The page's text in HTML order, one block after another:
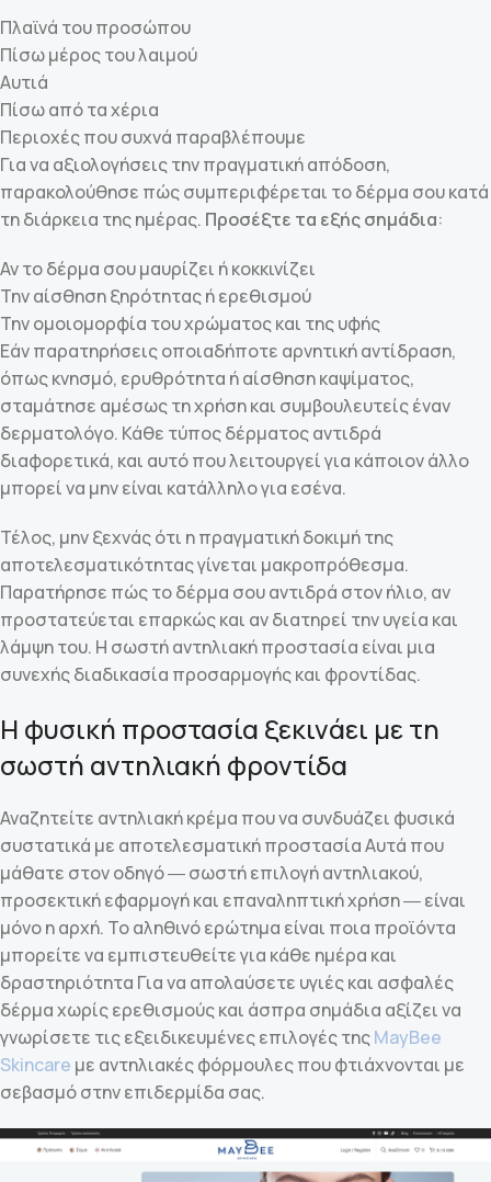
Πλαϊνά του προσώπου
Πίσω μέρος του λαιμού
Αυτιά
Πίσω από τα χέρια
Περιοχές που συχνά παραβλέπουμε
Για να αξιολογήσεις την πραγματική απόδοση,
παρακολούθησε πώς συμπεριφέρεται το δέρμα σου κατά
τη διάρκεια της ημέρας. Προσέξτε τα εξής σημάδια:
Αν το δέρμα σου μαυρίζει ή κοκκινίζει
Την αίσθηση ξηρότητας ή ερεθισμού
Την ομοιομορφία του χρώματος και της υφής
Εάν παρατηρήσεις οποιαδήποτε αρνητική αντίδραση,
όπως κνησμό, ερυθρότητα ή αίσθηση καψίματος,
σταμάτησε αμέσως τη χρήση και συμβουλευτείς έναν
δερματολόγο. Κάθε τύπος δέρματος αντιδρά
διαφορετικά, και αυτό που λειτουργεί για κάποιον άλλο
μπορεί να μην είναι κατάλληλο για εσένα.
Τέλος, μην ξεχνάς ότι η πραγματική δοκιμή της
αποτελεσματικότητας γίνεται μακροπρόθεσμα.
Παρατήρησε πώς το δέρμα σου αντιδρά στον ήλιο, αν
προστατεύεται επαρκώς και αν διατηρεί την υγεία και
λάμψη του. Η σωστή αντηλιακή προστασία είναι μια
συνεχής διαδικασία προσαρμογής και φροντίδας.
Η φυσική προστασία ξεκινάει με τη
σωστή αντηλιακή φροντίδα
Αναζητείτε αντηλιακή κρέμα που να συνδυάζει φυσικά
συστατικά με αποτελεσματική προστασία Αυτά που
μάθατε στον οδηγό ― σωστή επιλογή αντηλιακού,
προσεκτική εφαρμογή και επαναληπτική χρήση ― είναι
μόνο η αρχή. Το αληθινό ερώτημα είναι ποια προϊόντα
μπορείτε να εμπιστευθείτε για κάθε ημέρα και
δραστηριότητα Για να απολαύσετε υγιές και ασφαλές
δέρμα χωρίς ερεθισμούς και άσπρα σημάδια αξίζει να
γνωρίσετε τις εξειδικευμένες επιλογές τηςMayBee
Skincare με αντηλιακές φόρμουλες που φτιάχνονται με
σεβασμό στην επιδερμίδα σας.